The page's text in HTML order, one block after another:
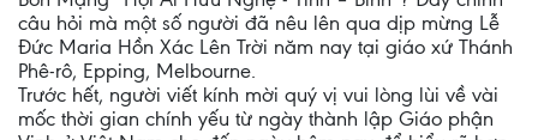
câu hỏi mà một số người đã nêu lên qua dịp mừng Lễ
Đức Maria Hồn Xác Lên Trời năm nay tại giáo xứ Thánh
Phê-rô, Epping, Melbourne.
Trước hết, người viết kính mời quý vị vui lòng lùi về vài
mốc thời gian chính yếu từ ngày thành lập Giáo phận